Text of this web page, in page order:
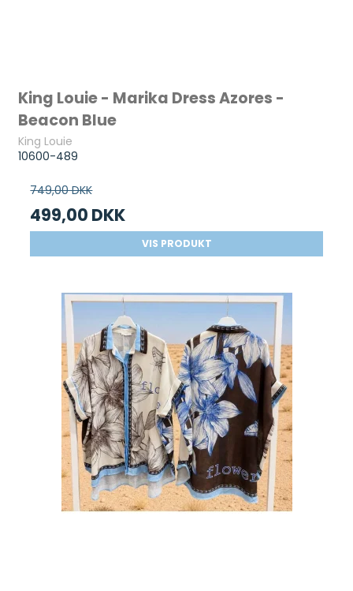
King Louie - Marika Dress Azores -
Beacon Blue
King Louie
10600-489
749,00 DKK
499,00 DKK
VIS PRODUKT